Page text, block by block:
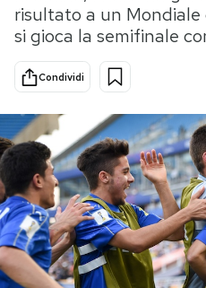
Scienza
Cultura
Economia
PODCAST
NEWSLETTER
risultato a un
si gioca la semifinale
Condividi